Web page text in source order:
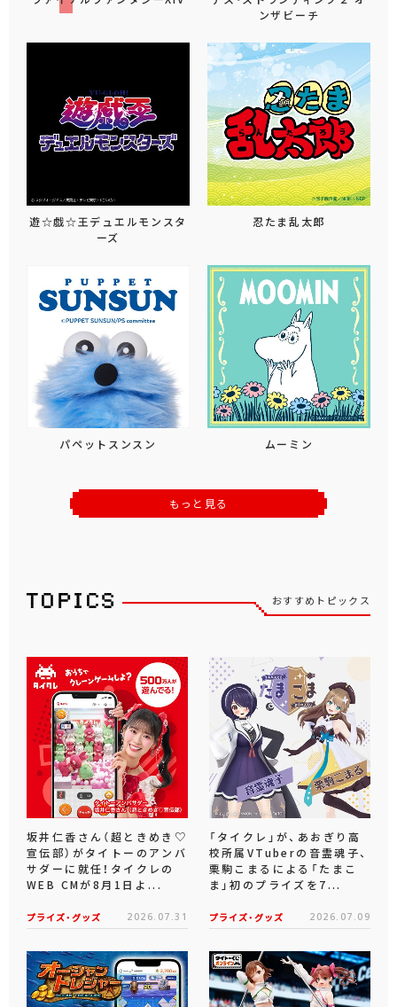
ンザビーチ
遊☆戯☆王デュエルモンスタ
ーズ
忍たま乱太郎
パペットスンスン ムーミン
もっと見る
おすすめトピックス
坂井仁香さん（超ときめき♡
宣伝部）がタイトーのアンバ
サダーに就任！タイクレの
WEB CMが8月1日よ...
プライズ・グッズ 2026.07.31
「タイクレ」が、あおぎり高
校所属VTuberの音霊魂子、
栗駒こまるによる「たまこ
ま」初のプライズを7...
プライズ・グッズ 2026.07.09